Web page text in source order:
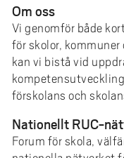
Om oss
Vi genomför både
för skolor,
kan vi bistå vid
förskolans och
Nationellt RUC-
Forum för skola,